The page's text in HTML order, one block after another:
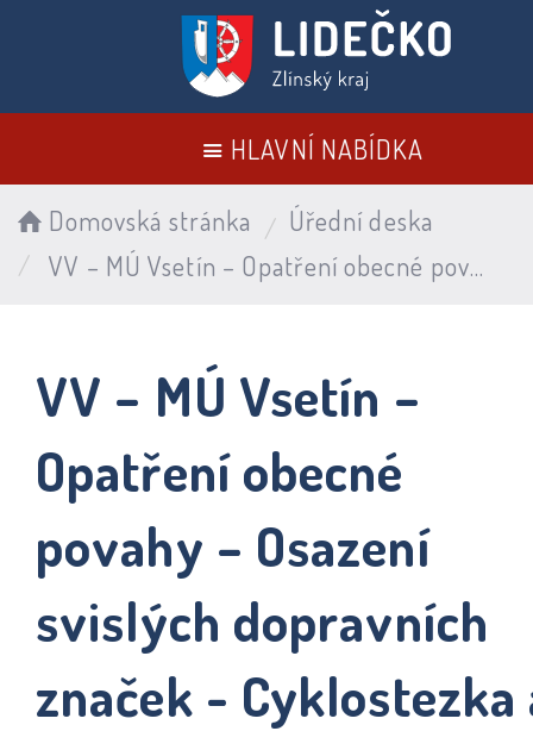
HLAVNÍ NABÍDKA
Domovská stránka
Úřední deska
VV – MÚ Vsetín – Opatření obecné povahy – Osazení svislých dopravních značek - Cyklostezka a chodník v obci Lidečko
VV – MÚ Vsetín –
Opatření obecné
povahy – Osazení
svislých dopravních
značek - Cyklostezka